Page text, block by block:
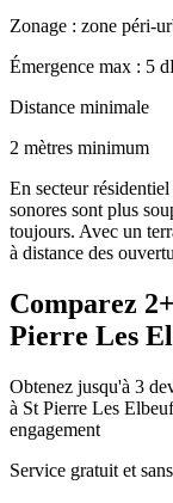
Zonage : zone péri-
Émergence max : 5
Distance minimale
2 mètres minimum
En secteur
sonores sont plus
toujours. Avec un
à distance des
Comparez 2+
Pierre Les
Obtenez jusqu'à 3
à St Pierre Les Elbeuf
engagement
Service gratuit et